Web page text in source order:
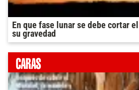
En que fase lunar se debe cortar
su gravedad